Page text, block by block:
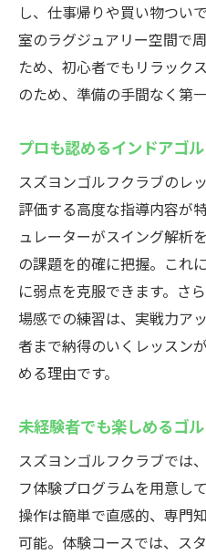
し、仕事帰りや買い物つい
室のラグジュアリー空間で
ため、初心者でもリラック
のため、準備の手間なく第
プロも認めるインドアゴ
スズヨンゴルフクラブのレ
評価する高度な指導内容が
ュレーターがスイング解析
の課題を的確に把握。これ
に弱点を克服できます。さ
場感での練習は、実戦力ア
者まで納得のいくレッスン
める理由です。
未経験者でも楽しめるゴ
スズヨンゴルフクラブでは
フ体験プログラムを用意し
操作は簡単で直感的、専門
可能。体験コースでは、ス